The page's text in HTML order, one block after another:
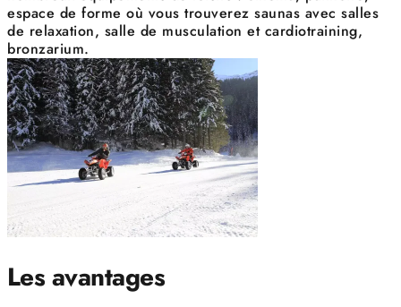
espace de forme où vous trouverez saunas avec salles
de relaxation, salle de musculation et cardiotraining,
bronzarium.
Les avantages